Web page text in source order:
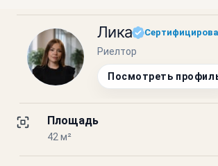
Лика
Риелтор
Посмотреть
Площадь
42 м²